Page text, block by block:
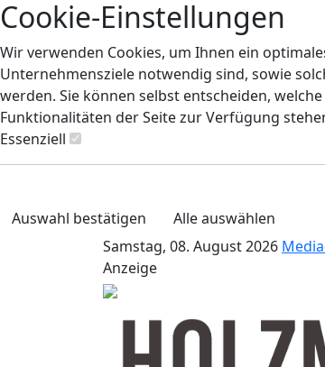
Cookie-Einstellungen
Wir verwenden Cookies, um Ihnen ein
Unternehmensziele notwendig sind, sowie
werden. Sie können selbst entscheiden,
Funktionalitäten der Seite zur Verfügung
Essenziell
Auswahl bestätigen
Alle auswählen
Samstag, 08. August 2026
Anzeige